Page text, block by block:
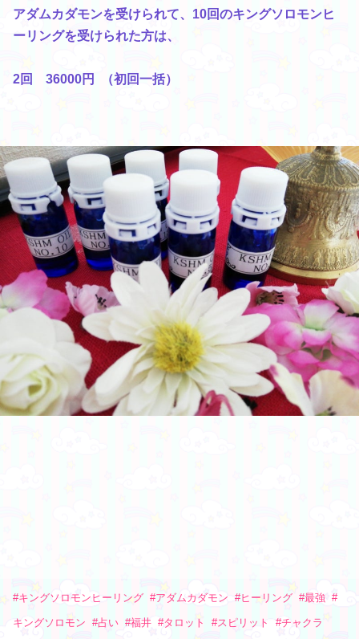
アダムカダモンを受けられて、10回のキングソロモンヒ
ーリングを受けられた方は、
2回 36000円 （初回一括）
#キングソロモンヒーリング #アダムカダモン #ヒーリング #最強 #
キングソロモン #占い #福井 #タロット #スピリット #チャクラ